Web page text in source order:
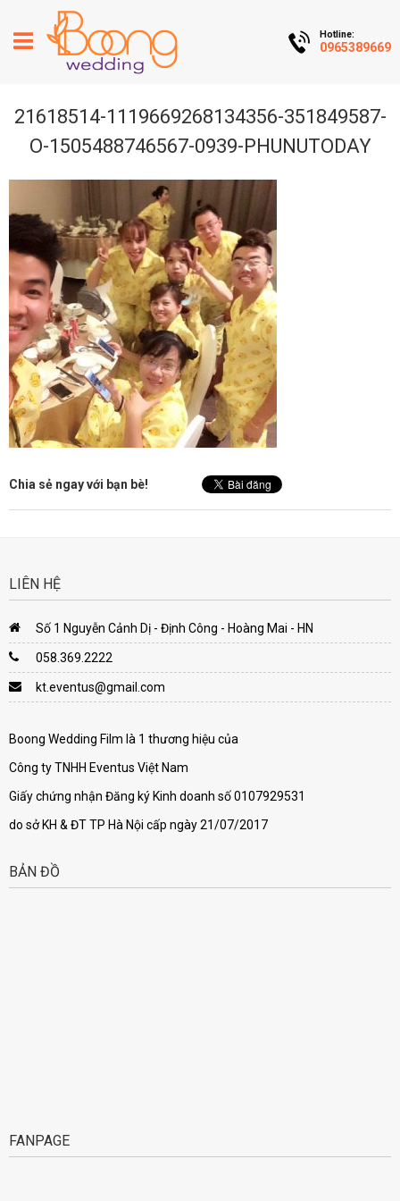
Hotline:
0965389669
21618514-1119669268134356-351849587-
O-1505488746567-0939-PHUNUTODAY
Chia sẻ ngay với bạn bè!
LIÊN HỆ
Số 1 Nguyễn Cảnh Dị - Định Công - Hoàng Mai - HN
058.369.2222
kt.eventus@gmail.com
Boong Wedding Film là 1 thương hiệu của
Công ty TNHH Eventus Việt Nam
Giấy chứng nhận Đăng ký Kinh doanh số 0107929531
do sở KH & ĐT TP Hà Nội cấp ngày 21/07/2017
BẢN ĐỒ
FANPAGE